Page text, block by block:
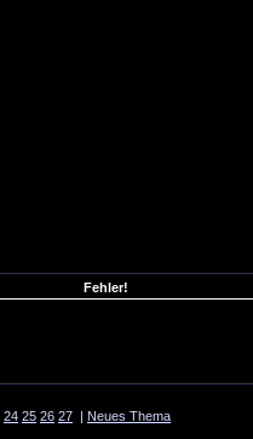
Fehler!
24 25 26 27 | Neues Thema